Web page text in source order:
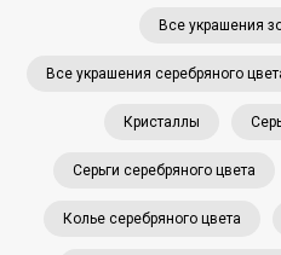
Все украшения
Все украшения серебряного
Кристаллы
Серьги серебряного цвета
Колье серебряного цвета